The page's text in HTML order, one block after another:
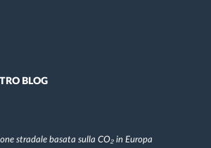
BLOG
stradale basata sulla CO₂ in Europa